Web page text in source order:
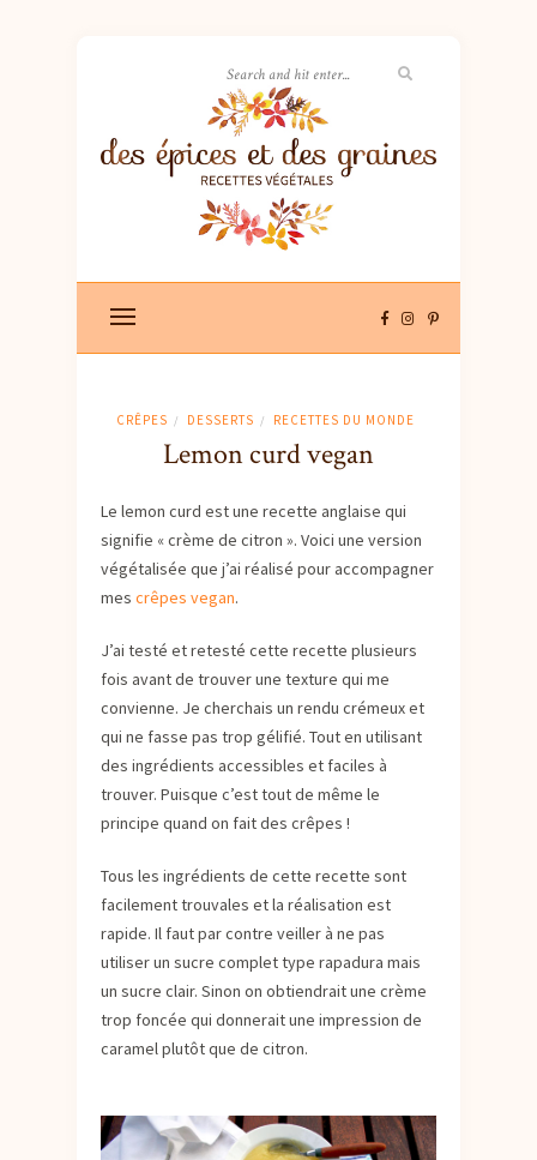
CRÊPES / DESSERTS / RECETTES DU MONDE
Lemon curd vegan
Le lemon curd est une recette anglaise qui
signifie « crème de citron ». Voici une version
végétalisée que j’ai réalisé pour accompagner
mes crêpes vegan.
J’ai testé et retesté cette recette plusieurs
fois avant de trouver une texture qui me
convienne. Je cherchais un rendu crémeux et
qui ne fasse pas trop gélifié. Tout en utilisant
des ingrédients accessibles et faciles à
trouver. Puisque c’est tout de même le
principe quand on fait des crêpes !
Tous les ingrédients de cette recette sont
facilement trouvales et la réalisation est
rapide. Il faut par contre veiller à ne pas
utiliser un sucre complet type rapadura mais
un sucre clair. Sinon on obtiendrait une crème
trop foncée qui donnerait une impression de
caramel plutôt que de citron.